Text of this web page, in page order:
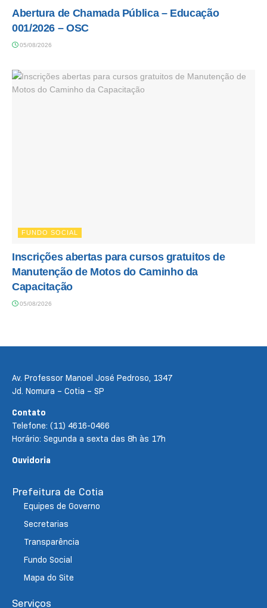
Abertura de Chamada Pública – Educação
001/2026 – OSC
05/08/2026
FUNDO SOCIAL
Inscrições abertas para cursos gratuitos de
Manutenção de Motos do Caminho da
Capacitação
05/08/2026
Av. Professor Manoel José Pedroso, 1347
Jd. Nomura – Cotia – SP
Contato
Telefone: (11) 4616-0466
Horário: Segunda a sexta das 8h às 17h
Ouvidoria
Prefeitura de Cotia
Equipes de Governo
Secretarias
Transparência
Fundo Social
Mapa do Site
Serviços